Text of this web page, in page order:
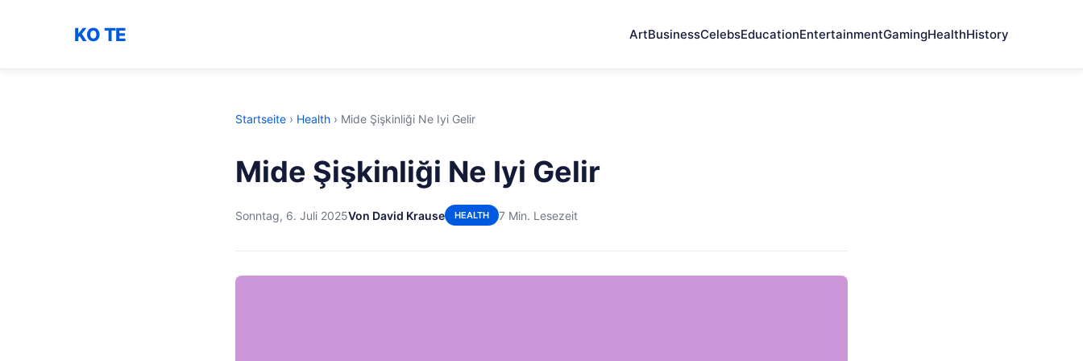
KO TE ArtBusinessCelebsEducationEntertainmentGamingHealthHistory
Startseite › Health › Mide Şişkinliği Ne Iyi Gelir
Mide Şişkinliği Ne Iyi Gelir
Sonntag, 6. Juli 2025Von David Krause HEALTH 7 Min. Lesezeit